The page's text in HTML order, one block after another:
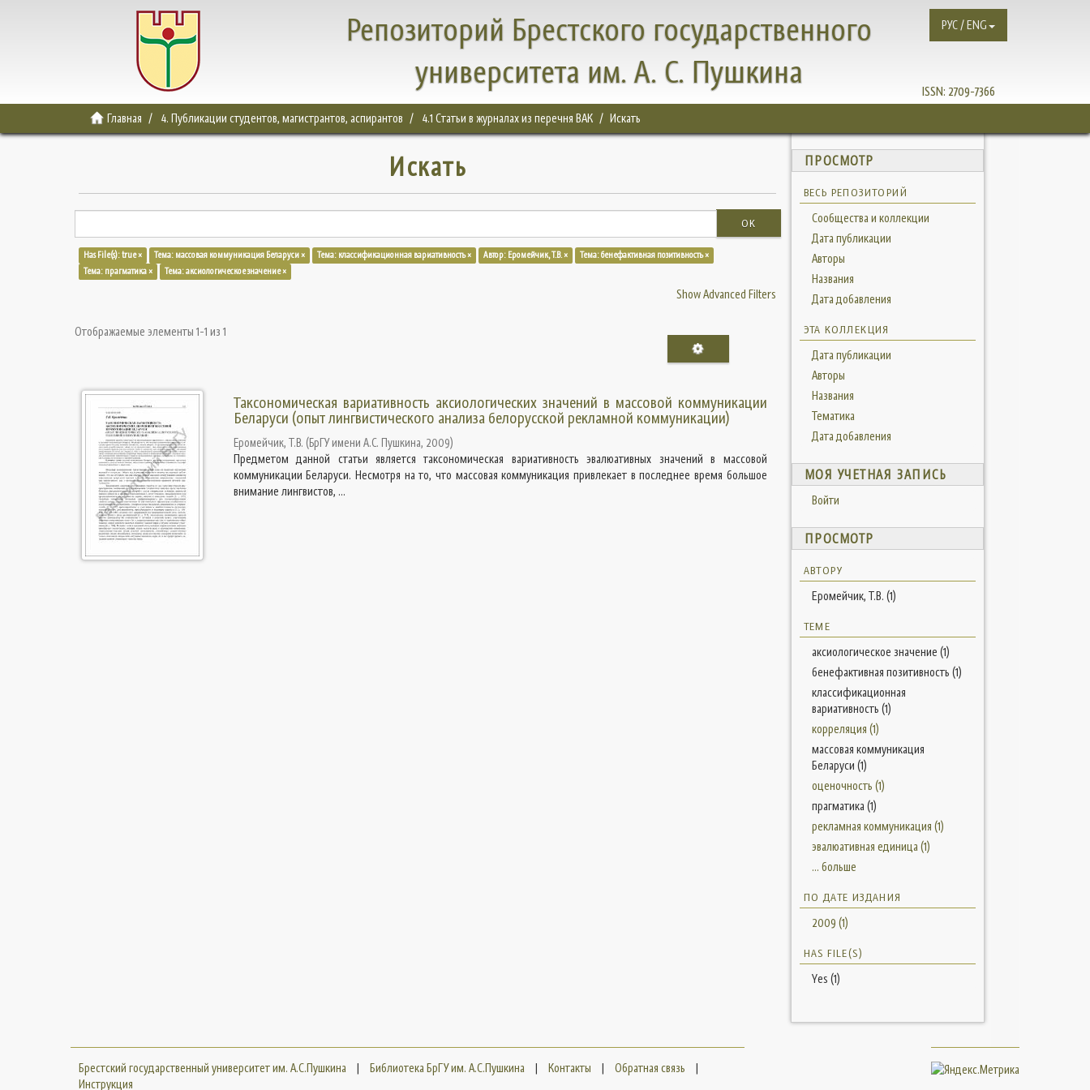
Репозиторий Брестского государственного
университета им. А. С. Пушкина
ISSN: 2709-7366
РУС / ENG
Главная 4. Публикации студентов, магистрантов, аспирантов 4.1 Статьи в журналах из перечня ВАК Искать
Искать
OK
Has File(s): true × Тема: массовая коммуникация Беларуси × Тема: классификационная вариативность × Автор: Еромейчик, Т.В. ×
Тема: бенефактивная позитивность ×
Тема: прагматика ×
Тема: аксиологическое значение ×
Show Advanced Filters
Отображаемые элементы 1-1 из 1
Таксономическая вариативность аксиологических значений в массовой коммуникации
Беларуси (опыт лингвистического анализа белорусской рекламной коммуникации)
Еромейчик, Т.В. (БрГУ имени А.С. Пушкина, 2009)
Предметом данной статьи является таксономическая вариативность эвалюативных значений в массовой
коммуникации Беларуси. Несмотря на то, что массовая коммуникация привлекает в последнее время большое
внимание лингвистов, ...
ПРОСМОТР
ВЕСЬ РЕПОЗИТОРИЙ
Сообщества и коллекции
Дата публикации
Авторы
Названия
Дата добавления
ЭТА КОЛЛЕКЦИЯ
Дата публикации
Авторы
Названия
Тематика
Дата добавления
МОЯ УЧЕТНАЯ ЗАПИСЬ
Войти
ПРОСМОТР
АВТОРУ
Еромейчик, Т.В. (1)
ТЕМЕ
аксиологическое значение (1)
бенефактивная позитивность (1)
классификационная
вариативность (1)
корреляция (1)
массовая коммуникация
Беларуси (1)
оценочность (1)
прагматика (1)
рекламная коммуникация (1)
эвалюативная единица (1)
... больше
ПО ДАТЕ ИЗДАНИЯ
2009 (1)
HAS FILE(S)
Yes (1)
Брестский государственный университет им. А.С.Пушкина | Библиотека БрГУ им. А.С.Пушкина | Контакты | Обратная связь
|
Инструкция